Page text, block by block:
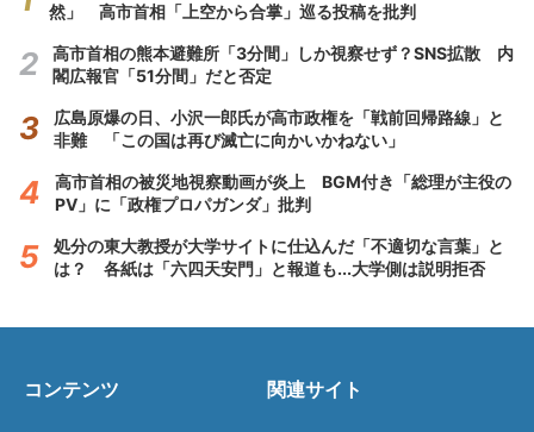
然」 高市首相「上空から合掌」巡る投稿を批判
高市首相の熊本避難所「3分間」しか視察せず？SNS拡散 内
閣広報官「51分間」だと否定
広島原爆の日、小沢一郎氏が高市政権を「戦前回帰路線」と
非難 「この国は再び滅亡に向かいかねない」
高市首相の被災地視察動画が炎上 BGM付き「総理が主役の
PV」に「政権プロパガンダ」批判
処分の東大教授が大学サイトに仕込んだ「不適切な言葉」と
は？ 各紙は「六四天安門」と報道も...大学側は説明拒否
コンテンツ 関連サイト